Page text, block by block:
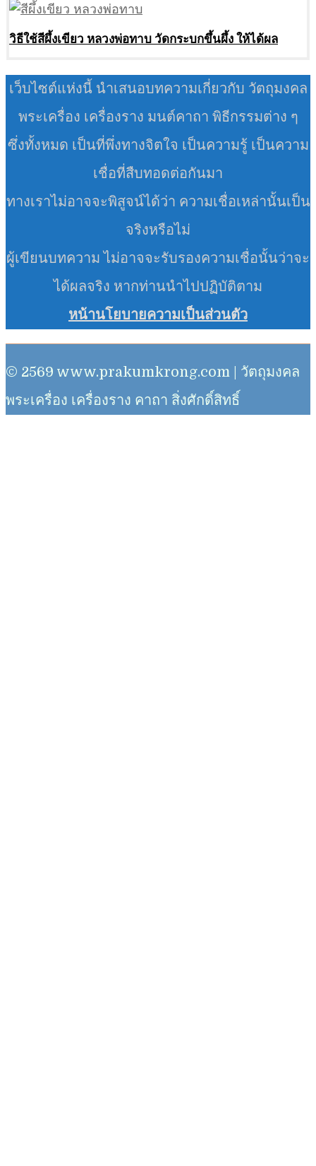
วิธีใช้สีผึ้งเขียว หลวงพ่อทาบ วัดกระบกขึ้นผึ้ง ให้ได้ผล
เว็บไซต์แห่งนี้ นำเสนอบทความเกี่ยวกับ วัตถุมงคล
พระเครื่อง เครื่องราง มนต์คาถา พิธีกรรมต่าง ๆ
ซึ่งทั้งหมด เป็นที่พึ่งทางจิตใจ เป็นความรู้ เป็นความ
เชื่อที่สืบทอดต่อกันมา
ทางเราไม่อาจจะพิสูจน์ได้ว่า ความเชื่อเหล่านั้นเป็น
จริงหรือไม่
ผู้เขียนบทความ ไม่อาจจะรับรองความเชื่อนั้นว่าจะ
ได้ผลจริง หากท่านนำไปปฏิบัติตาม
หน้านโยบายความเป็นส่วนตัว
© 2569 www.prakumkrong.com | วัตถุมงคล
พระเครื่อง เครื่องราง คาถา สิ่งศักดิ์สิทธิ์